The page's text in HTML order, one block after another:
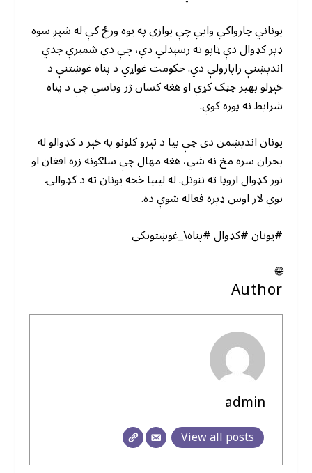
یوناني چارواکي وايي چې یوازې په یوه ورځ کې له شپږ سوه
ډېر کډوال دې ټاپو ته رسېدلي دي، چې دې شمېرې جدي
اندېښنې راپارولې دي. حکومت غواړي د پناه غوښتنې د
څېړلو بهیر چټک کړي او هغه کسان ژر وباسي چې د پناه
شرایط نه پوره کوي.
یونان اندېښمن دی چې بیا د تېرو کلونو په څېر د کډوالو له
بحران سره مخ نه شي، هغه مهال چې سلګونه زره افغان او
نور کډوال اروپا ته ننوتل. له لیبیا څخه یونان ته د کډوالۍ
نوې لار اوس ډېره فعاله شوې ده.
#یونان #کډوال #پناه\_غوښتونکی
🌐
Author
admin
View all posts